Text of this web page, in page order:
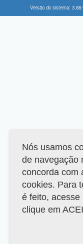
Versão do sistema:
Nós usamos
de navegação
concorda com
cookies. Para
é feito, acesse
clique em